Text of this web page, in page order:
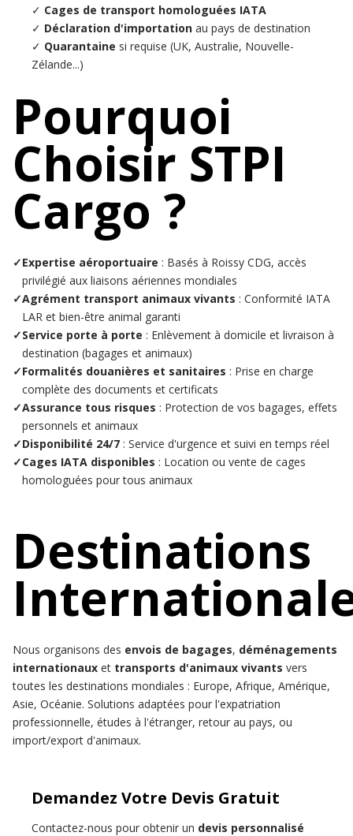
✓ Cages de transport homologuées IATA
✓ Déclaration d'importation au pays de destination
✓ Quarantaine si requise (UK, Australie, Nouvelle-
Zélande...)
Pourquoi
Choisir STPI
Cargo ?
✓Expertise aéroportuaire : Basés à Roissy CDG, accès
privilégié aux liaisons aériennes mondiales
✓Agrément transport animaux vivants : Conformité IATA
LAR et bien-être animal garanti
✓Service porte à porte : Enlèvement à domicile et livraison à
destination (bagages et animaux)
✓Formalités douanières et sanitaires : Prise en charge
complète des documents et certificats
✓Assurance tous risques : Protection de vos bagages, effets
personnels et animaux
✓Disponibilité 24/7 : Service d'urgence et suivi en temps réel
✓Cages IATA disponibles : Location ou vente de cages
homologuées pour tous animaux
Destinations
Nous organisons des envois de bagages, déménagements
internationaux et transports d'animaux vivants vers
toutes les destinations mondiales : Europe, Afrique, Amérique,
Asie, Océanie. Solutions adaptées pour l'expatriation
professionnelle, études à l'étranger, retour au pays, ou
import/export d'animaux.
Demandez Votre Devis Gratuit
Contactez-nous pour obtenir un devis personnalisé